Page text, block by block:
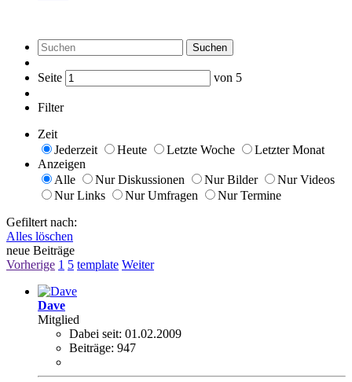
Suchen
Seite von 5
Filter
Zeit
Jederzeit
Heute Letzte Woche
Letzter Monat
Anzeigen
Alle
Nur Diskussionen Nur Bilder
Nur Videos
Nur Links
Nur Umfragen
Nur Termine
Gefiltert nach:
Alles löschen
neue Beiträge
Vorherige 1 5 template Weiter
Dave
Mitglied
Dabei seit: 01.02.2009
Beiträge: 947